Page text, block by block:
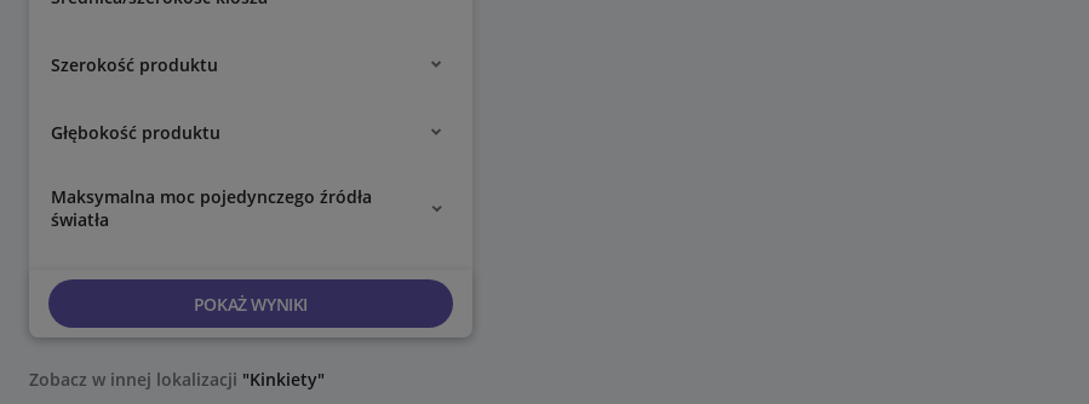
Szerokość produktu
Głębokość produktu
Maksymalna moc pojedynczego źródła
światła
POKAŻ WYNIKI
Zobacz w innej lokalizacji "Kinkiety"